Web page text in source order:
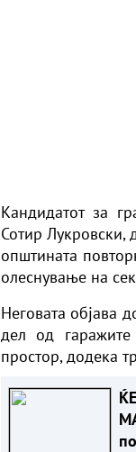
Кандидатот за
Сотир Лукровски,
општината
олеснување на
Неговата објава
дел од
простор, додека